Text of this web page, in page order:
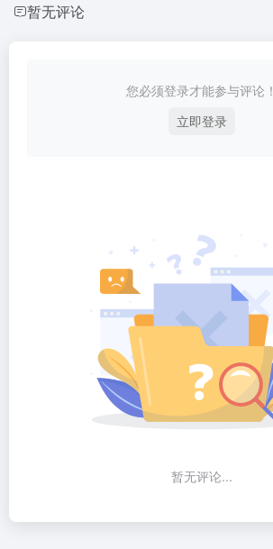
暂无评论
您必须登录才能参与评论！
立即登录
暂无评论...